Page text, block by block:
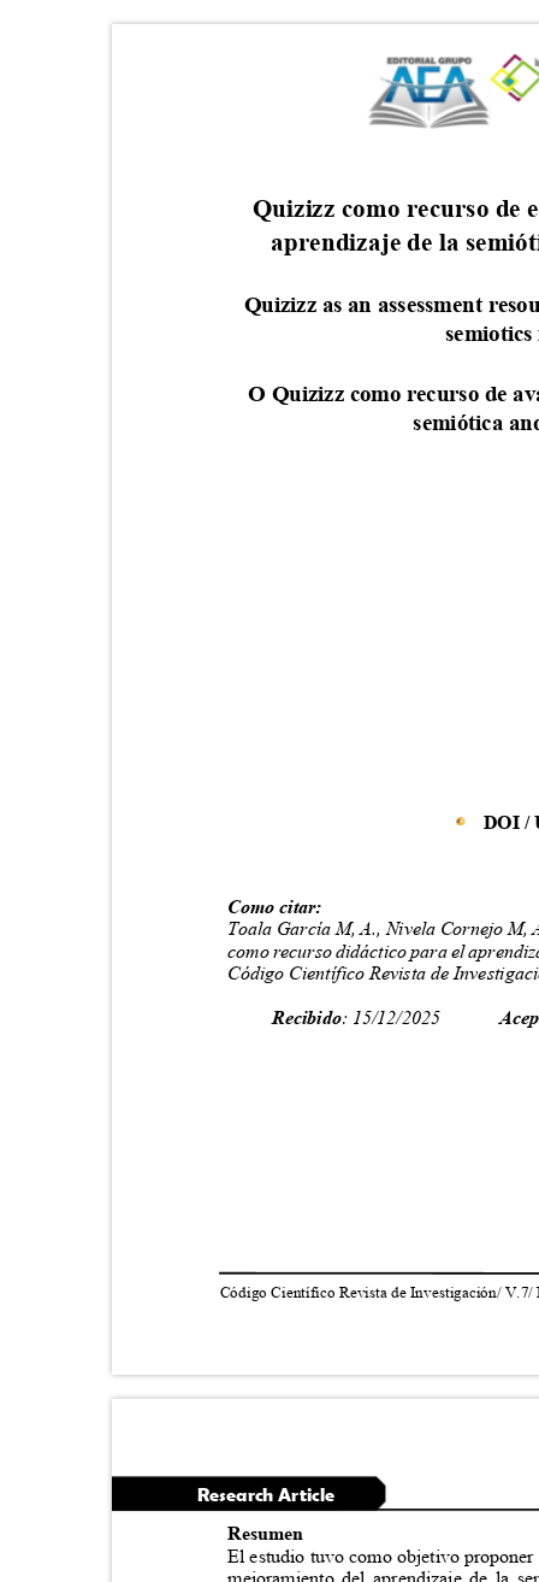
Quizizz como recurso
aprendizaje de la
Quizizz as an assessment
O Quizizz como recurso de
semiótica
DOI /
Como citar:
Toala García M, A., Nivela Cornejo M,
como recurso didáctico para el
Código Científico Revista de
Recibido: 15/12/2025
Código Científico Revista de Investigación/
Research Article
Resumen
El estudio tuvo como objetivo